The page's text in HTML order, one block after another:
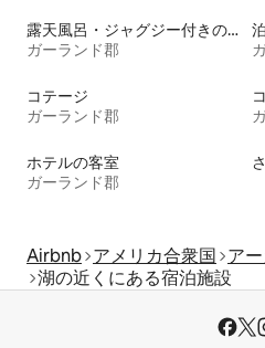
露天風呂・ジャグジー付きの宿泊施設
ガーランド郡
コテージ
ガーランド郡
ホテルの客室
ガーランド郡
Airbnb アメリカ合衆国 ア
湖の近くにある宿泊施設